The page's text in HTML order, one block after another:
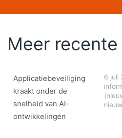
Meer
Applicatiebeveiliging
kraakt onder de
snelheid van AI-
ontwikkelingen
6 juli